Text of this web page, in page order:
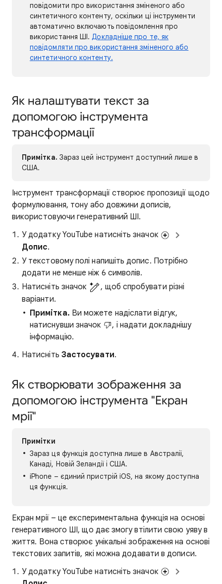
повідомити про використання зміненого або
синтетичного контенту, оскільки ці інструменти
автоматично включають повідомлення про
використання ШІ.Докладніше про те, як
повідомляти про використання зміненого або
синтетичного контенту.
Як налаштувати текст за
допомогою інструмента
трансформації
Примітка. Зараз цей інструмент доступний лише в
США.
Інструмент трансформації створює пропозиції щодо
формулювання, тону або довжини дописів,
використовуючи генеративний ШІ.
У додатку YouTube натисніть значок
Допис.
У текстовому полі напишіть допис. Потрібно
додати не менше ніж 6 символів.
Натисніть значок
, щоб спробувати різні
варіанти.
Примітка. Ви можете надіслати відгук,
натиснувши значок
, і надати докладнішу
інформацію.
Натисніть Застосувати.
Як створювати зображення за
допомогою інструмента "Екран
мрії"
Примітки
Зараз ця функція доступна лише в Австралії,
Канаді, Новій Зеландії і США.
iPhone – єдиний пристрій iOS, на якому доступна
ця функція.
Екран мрії – це експериментальна функція на основі
генеративного ШІ, що дає змогу втілити свою уяву в
життя. Вона створює унікальні зображення на основі
текстових запитів, які можна додавати в дописи.
У додатку YouTube натисніть значок